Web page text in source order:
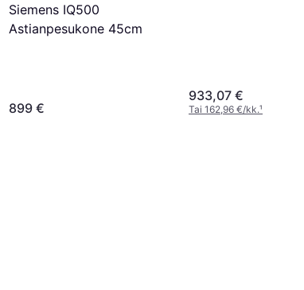
Siemens IQ500
Astianpesukone 45cm
899 €
933,07 €
Tai 162,96 €/kk.¹